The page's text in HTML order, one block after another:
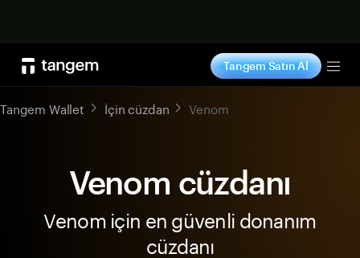
Tangem Satın Al
Tangem Wallet İçin cüzdan Venom
Venom cüzdanı
Venom için en güvenli donanım
cüzdanı